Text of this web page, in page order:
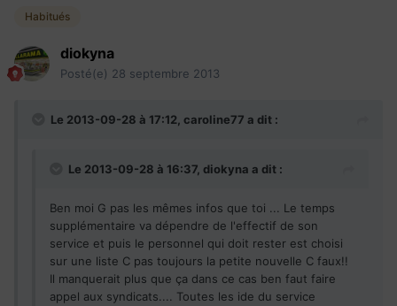
Habitués
diokyna
Posté(e) 28 septembre 2013
Le 2013-09-28 à 17:12, caroline77 a dit :
Le 2013-09-28 à 16:37, diokyna a dit :
Ben moi G pas les mêmes infos que toi ... Le temps
supplémentaire va dépendre de l'effectif de son
service et puis le personnel qui doit rester est choisi
sur une liste C pas toujours la petite nouvelle C faux!!
Il manquerait plus que ça dans ce cas ben faut faire
appel aux syndicats.... Toutes les ide du service